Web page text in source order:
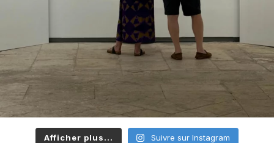
Afficher plus... Suivre sur Instagram